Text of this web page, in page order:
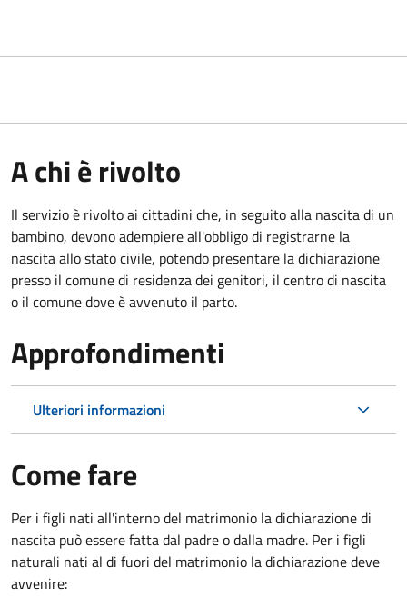
A chi è rivolto
Il servizio è rivolto ai cittadini che, in seguito alla nascita di un
bambino, devono adempiere all'obbligo di registrarne la
nascita allo stato civile, potendo presentare la dichiarazione
presso il comune di residenza dei genitori, il centro di nascita
o il comune dove è avvenuto il parto.
Approfondimenti
Ulteriori informazioni
Come fare
Per i figli nati all'interno del matrimonio la dichiarazione di
nascita può essere fatta dal padre o dalla madre. Per i figli
naturali nati al di fuori del matrimonio la dichiarazione deve
avvenire: